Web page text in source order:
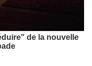
de la nouvelle